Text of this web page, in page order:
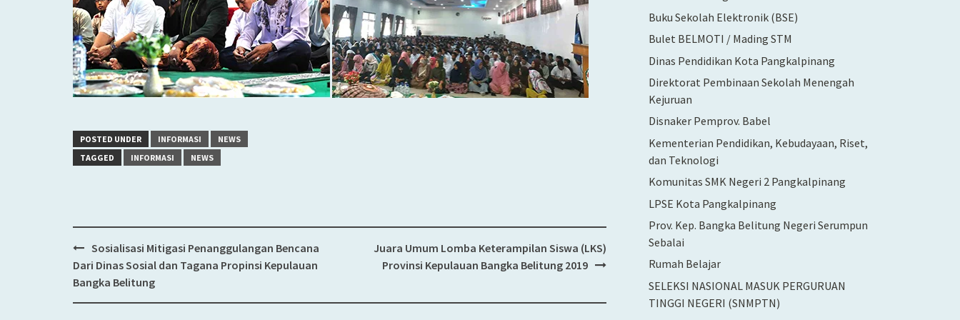
POSTED UNDER INFORMASI
NEWS
TAGGED
INFORMASI NEWS
Post
navigation
Sosialisasi Mitigasi Penanggulangan Bencana
Dari Dinas Sosial dan Tagana Propinsi Kepulauan
Bangka Belitung
Juara Umum Lomba Keterampilan Siswa (LKS)
Provinsi Kepulauan Bangka Belitung 2019
Buku Sekolah Elektronik (BSE)
Bulet BELMOTI / Mading STM
Dinas Pendidikan Kota Pangkalpinang
Direktorat Pembinaan Sekolah Menengah
Kejuruan
Disnaker Pemprov. Babel
Kementerian Pendidikan, Kebudayaan, Riset,
dan Teknologi
Komunitas SMK Negeri 2 Pangkalpinang
LPSE Kota Pangkalpinang
Prov. Kep. Bangka Belitung Negeri Serumpun
Sebalai
Rumah Belajar
SELEKSI NASIONAL MASUK PERGURUAN
TINGGI NEGERI (SNMPTN)